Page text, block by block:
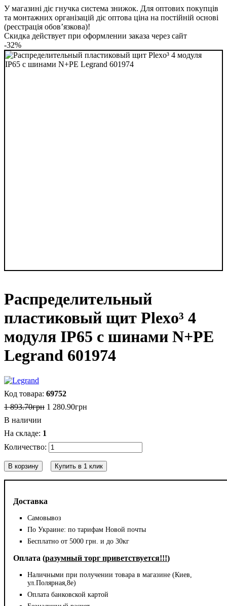
У магазині діє гнучка система знижок. Для оптових покупців
та монтажних організацій діє оптова ціна на постійній основі
(реєстрація обов’язкова)!
Скидка действует при оформлении заказа через сайт
-32%
Распределительный
пластиковый щит Plexo³ 4
модуля IP65 с шинами N+PE
Legrand 601974
Доставка
Самовывоз
По Украине: по тарифам Новой почты
Бесплатно от 5000 грн. и до 30кг
Оплата (разумный торг приветствуется!!!)
Наличными при получении товара в магазине (Киев,
ул.Полярная,8е)
Оплата банковской картой
69752
1 893.70грн 1 280.90грн
В наличии
1
В корзину Купить в 1 клик